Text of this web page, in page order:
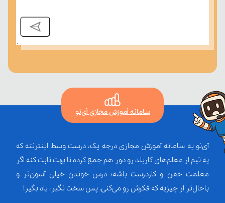
سامانه آموزش مجازی آی‌نو
آی‌نو یه سامانه آموزش مجازی درجه یک، درست وسط اینترنته که
یه تیم از معلم‌‌های کاربلد رو دور هم جمع کرده تا بهت ثابت کنه اگر
معلمت خفن و کاردرست باشه؛ درس خوندن خیلی آسون‌تر و
باحال‌تر از چیزیه که فکرش رو می‌کنی. پس سخت نگیر، یاد بگیر!